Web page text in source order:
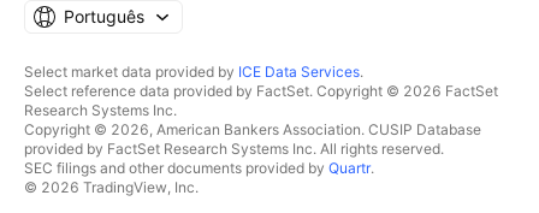
Português
Select market data provided by ICE Data Services.
Select reference data provided by FactSet. Copyright © 2026 FactSet
Research Systems Inc.
Copyright © 2026, American Bankers Association. CUSIP Database
provided by FactSet Research Systems Inc. All rights reserved.
SEC filings and other documents provided by Quartr.
© 2026 TradingView, Inc.